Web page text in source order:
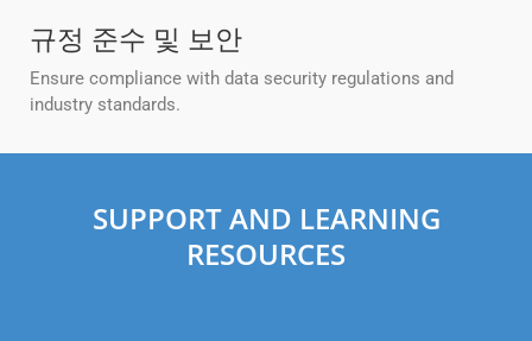
규정 준수 및 보안
Ensure compliance with data security regulations and
industry standards.
SUPPORT AND LEARNING
RESOURCES